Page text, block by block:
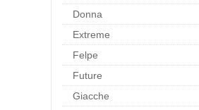
Donna
Extreme
Felpe
Future
Giacche